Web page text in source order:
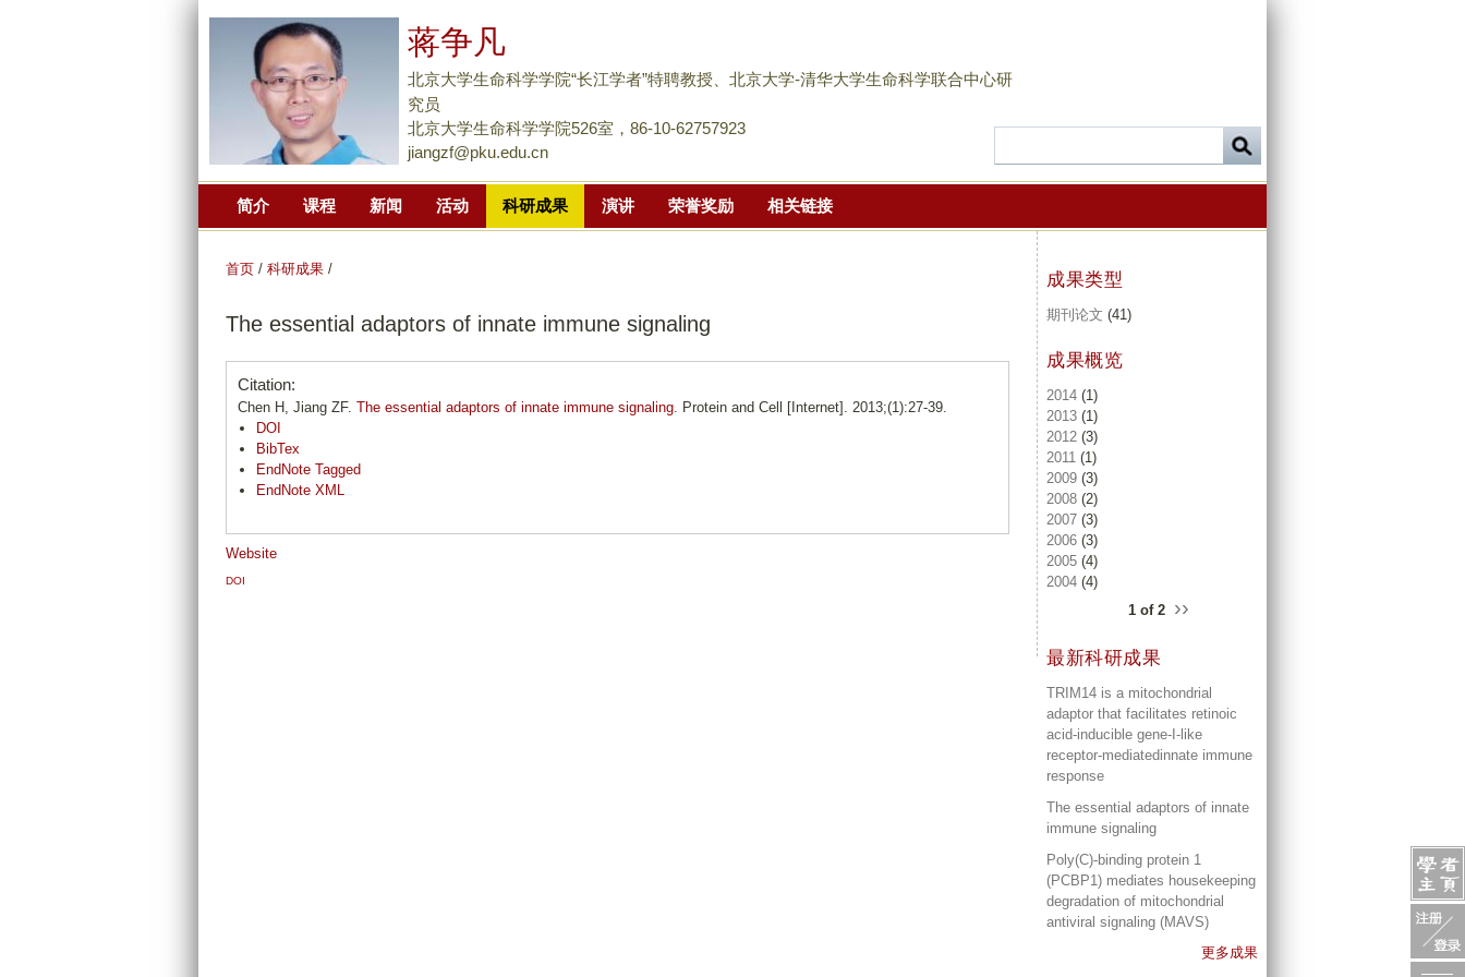
到
面
主
分
蒋争凡
北京大学生命科学学院“长江学者”特聘教授、北京大学-清华大学生命科学联合中心研
究员
北京大学生命科学学院526室，86-10-62757923
jiangzf@pku.edu.cn
简介 课程 新闻 活动 科研成果 演讲 荣誉奖励 相关链接
首页 / 科研成果 /
The essential adaptors of innate immune signaling
Citation:
Chen H, Jiang ZF. The essential adaptors of innate immune signaling. Protein and Cell [Internet]. 2013;(1):27-39.
DOI
BibTex
EndNote Tagged
EndNote XML
Website
DOI
成果类型
期刊论文 (41)
成果概览
2014 (1)
2013 (1)
2012 (3)
2011 (1)
2009 (3)
2008 (2)
2007 (3)
2006 (3)
2005 (4)
2004 (4)
1 of 2 ››
最新科研成果
TRIM14 is a mitochondrial
adaptor that facilitates retinoic
acid-inducible gene-I-like
receptor-mediatedinnate immune
response
The essential adaptors of innate
immune signaling
Poly(C)-binding protein 1
(PCBP1) mediates housekeeping
degradation of mitochondrial
antiviral signaling (MAVS)
更多成果